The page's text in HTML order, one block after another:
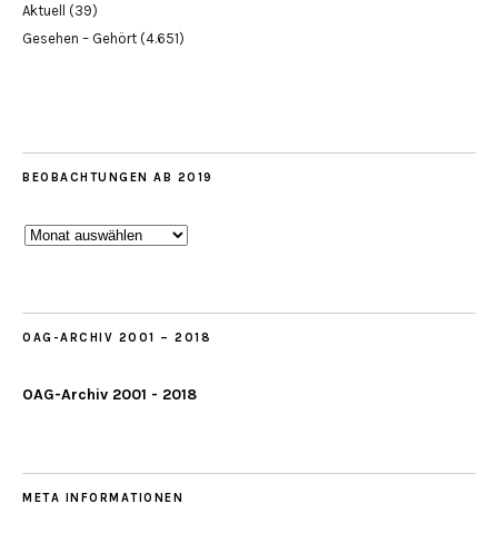
Aktuell (39)
Gesehen – Gehört (4.651)
BEOBACHTUNGEN AB 2019
Beobachtungen
OAG-ARCHIV 2001 – 2018
OAG-Archiv 2001 - 2018
META INFORMATIONEN